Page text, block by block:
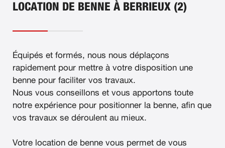
LOCATION DE BENNE À BERRIEUX (2)
Équipés et formés, nous nous déplaçons
rapidement pour mettre à votre disposition une
benne pour faciliter vos travaux.
Nous vous conseillons et vous apportons toute
notre expérience pour positionner la benne, afin que
vos travaux se déroulent au mieux.
Votre location de benne vous permet de vous